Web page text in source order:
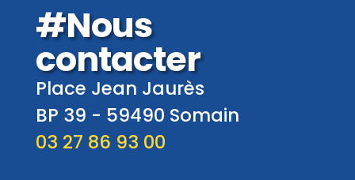
#Nous
contacter
Place Jean Jaurès
BP 39 - 59490 Somain
03 27 86 93 00